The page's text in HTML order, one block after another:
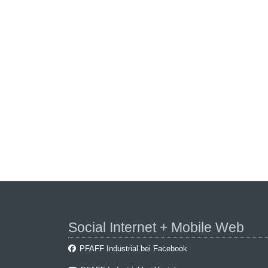
Social Internet + Mobile Web
PFAFF Industrial bei Facebook